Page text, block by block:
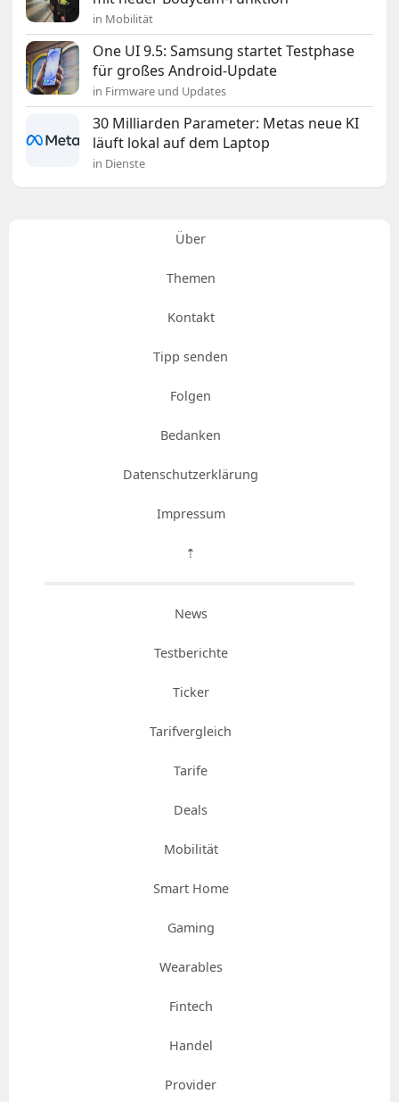
in Mobilität
One UI 9.5: Samsung startet Testphase
für großes Android-Update
in Firmware und Updates
30 Milliarden Parameter: Metas neue KI
läuft lokal auf dem Laptop
in Dienste
Über
Themen
Kontakt
Tipp senden
Folgen
Bedanken
Datenschutzerklärung
Impressum
⇡
News
Testberichte
Ticker
Tarifvergleich
Tarife
Deals
Mobilität
Smart Home
Gaming
Wearables
Fintech
Handel
Provider